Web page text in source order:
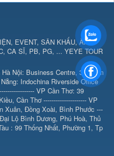
EVENT, SÂN KHẤU, ÂM
CA SĨ, PB, PG, ... YEYE TOUR
Nội: Business Centre, 360 Kim
Indochina Riverside Office
VP Cần Thơ: 39
Cần Thơ --------------------- VP
Xuân, Đồng Xoài, Bình Phước ---
Lộ Bình Dương, Phú Hoà, Thủ
: 99 Thống Nhất, Phường 1, Tp